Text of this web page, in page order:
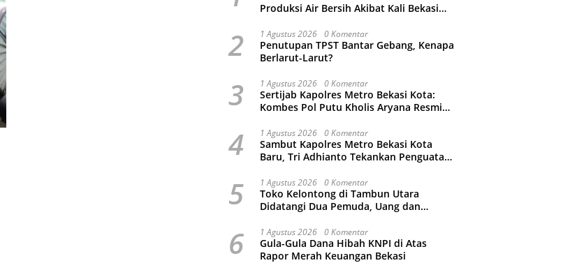
Produksi Air Bersih Akibat Kali Bekasi
2 1 Agustus 2026 0 Komentar
Penutupan TPST Bantar Gebang, Kenapa
Berlarut-Larut?
3 1 Agustus 2026 0 Komentar
Sertijab Kapolres Metro Bekasi Kota:
Kombes Pol Putu Kholis Aryana Resmi
Bintoro
4 1 Agustus 2026 0 Komentar
Sambut Kapolres Metro Bekasi Kota
Baru, Tri Adhianto Tekankan Penguatan
5 1 Agustus 2026 0 Komentar
Toko Kelontong di Tambun Utara
Didatangi Dua Pemuda, Uang dan
6 1 Agustus 2026 0 Komentar
Gula-Gula Dana Hibah KNPI di Atas
Rapor Merah Keuangan Bekasi